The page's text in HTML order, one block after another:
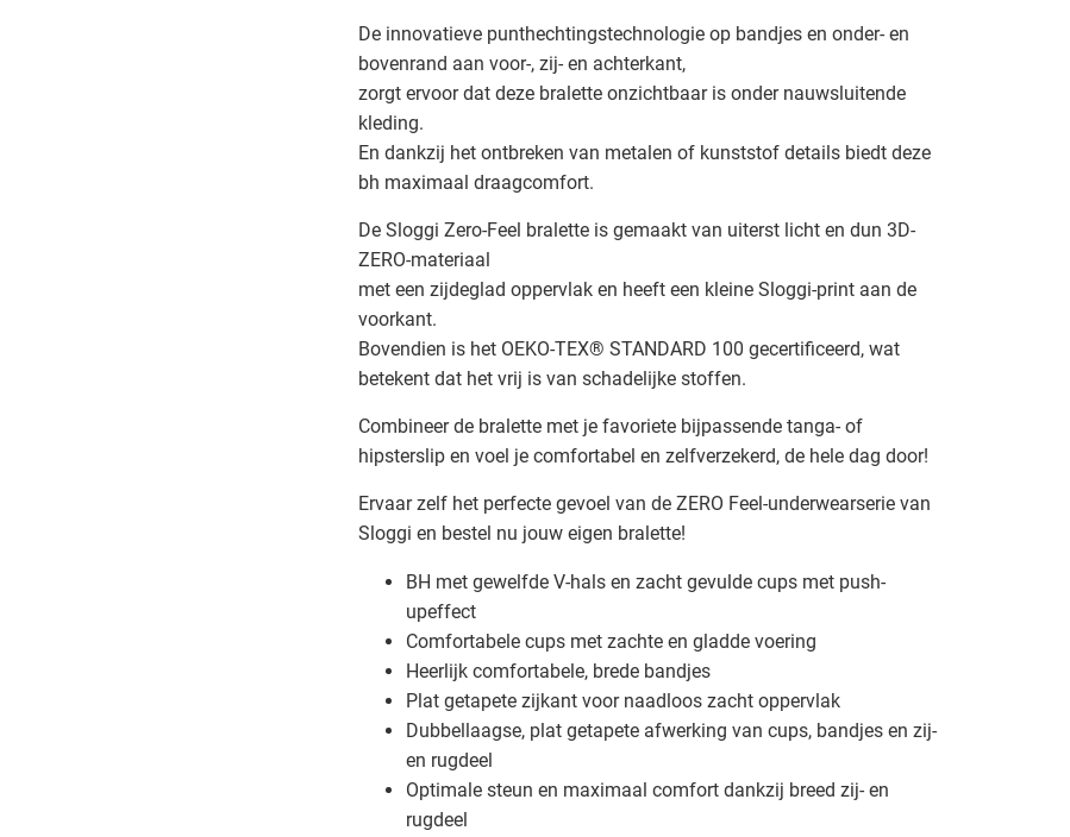
De innovatieve punthechtingstechnologie op bandjes en onder- en
bovenrand aan voor-, zij- en achterkant,
zorgt ervoor dat deze bralette onzichtbaar is onder nauwsluitende
kleding.
En dankzij het ontbreken van metalen of kunststof details biedt deze
bh maximaal draagcomfort.
De Sloggi Zero-Feel bralette is gemaakt van uiterst licht en dun 3D-
ZERO-materiaal
met een zijdeglad oppervlak en heeft een kleine Sloggi-print aan de
voorkant.
Bovendien is het OEKO-TEX® STANDARD 100 gecertificeerd, wat
betekent dat het vrij is van schadelijke stoffen.
Combineer de bralette met je favoriete bijpassende tanga- of
hipsterslip en voel je comfortabel en zelfverzekerd, de hele dag door!
Ervaar zelf het perfecte gevoel van de ZERO Feel-underwearserie van
Sloggi en bestel nu jouw eigen bralette!
BH met gewelfde V-hals en zacht gevulde cups met push-
upeffect
Comfortabele cups met zachte en gladde voering
Heerlijk comfortabele, brede bandjes
Plat getapete zijkant voor naadloos zacht oppervlak
Dubbellaagse, plat getapete afwerking van cups, bandjes en zij-
en rugdeel
Optimale steun en maximaal comfort dankzij breed zij- en
rugdeel